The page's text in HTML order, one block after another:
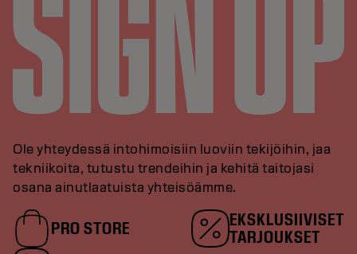
Ole yhteydessä intohimoisiin luoviin tekijöihin, jaa
tekniikoita, tutustu trendeihin ja kehitä taitojasi
osana ainutlaatuista yhteisöämme.
PRO STORE
EKSKLUSIIVISET
TARJOUKSET